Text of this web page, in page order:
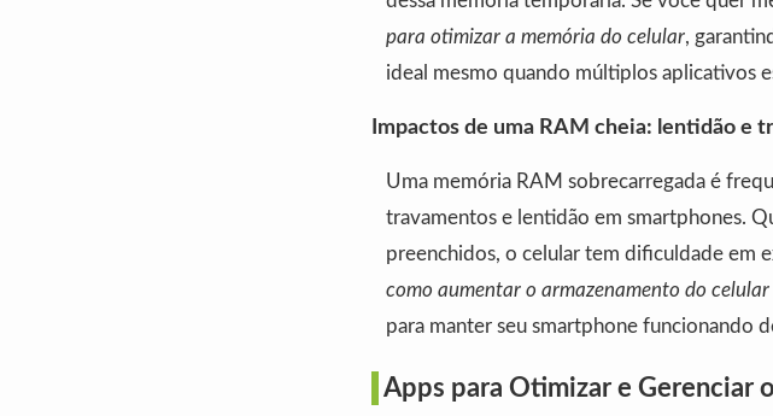
para otimizar a memória do celular,
ideal mesmo quando múltiplos aplicativos
Impactos de uma RAM cheia: lentidão e
Uma memória RAM sobrecarregada é
travamentos e lentidão em smartphones.
preenchidos, o celular tem dificuldade em
como aumentar o armazenamento do celular
para manter seu smartphone funcionando
Apps para Otimizar e Gerenciar